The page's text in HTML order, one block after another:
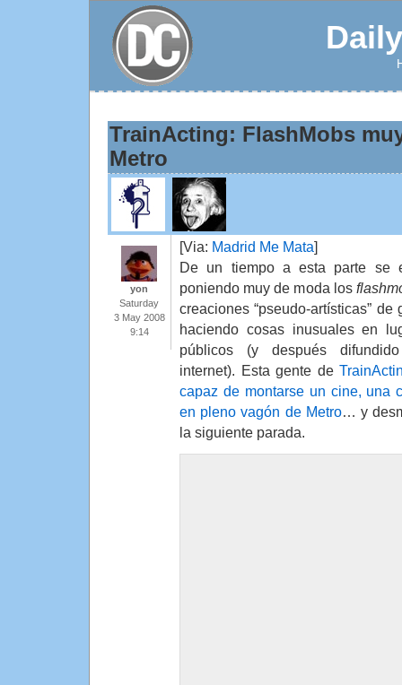
TrainActing: FlashMobs
Metro
yon
Saturday
3 May 2008
9:14
[Via: Madrid Me Mata]
De un tiempo a esta parte se
poniendo muy de moda los
creaciones “pseudo-artísticas” de
haciendo cosas inusuales en
públicos (y después
internet). Esta gente de
capaz de montarse un cine, una
en pleno vagón de Metro… y
la siguiente parada.